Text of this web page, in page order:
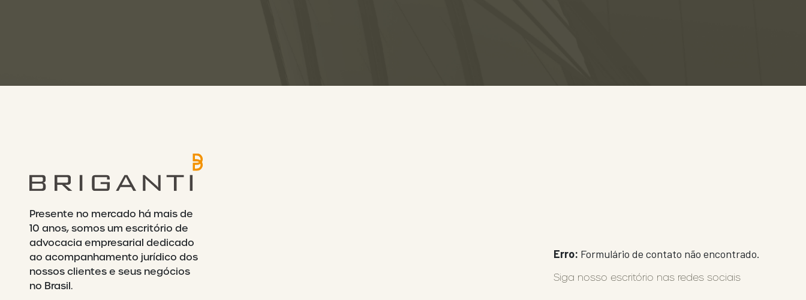
Presente no mercado há mais de
10 anos, somos um escritório de
advocacia empresarial dedicado
ao acompanhamento jurídico dos
nossos clientes e seus negócios
no Brasil.
Erro: Formulário de contato não encontrado.
Siga nosso escritório nas redes sociais